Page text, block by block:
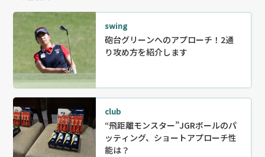
swing
砲台グリーンへのアプローチ！2通
り攻め方を紹介します
club
“飛距離モンスター”JGRボールのパ
ッティング、ショートアプローチ性
能は？